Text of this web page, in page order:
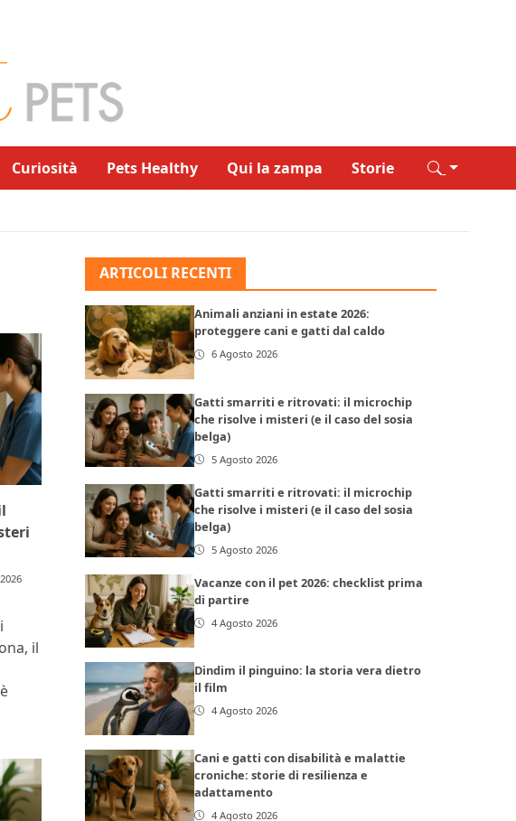
Curiosità Pets Healthy Qui la zampa Storie
il
ARTICOLI RECENTI
Animali anziani in estate 2026:
proteggere cani e gatti dal caldo
6 Agosto 2026
Gatti smarriti e ritrovati: il microchip
che risolve i misteri (e il caso del sosia
belga)
5 Agosto 2026
Gatti smarriti e ritrovati: il microchip
che risolve i misteri (e il caso del sosia
belga)
5 Agosto 2026
Vacanze con il pet 2026: checklist prima
di partire
4 Agosto 2026
Dindim il pinguino: la storia vera dietro
il film
4 Agosto 2026
Cani e gatti con disabilità e malattie
croniche: storie di resilienza e
adattamento
4 Agosto 2026